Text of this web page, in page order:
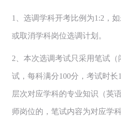
1、选调学科开考比例为1:2，
或取消学科岗位选调计划。
2、本次选调考试只采用笔试
试，每科满分100分，考试时
层次对应学科的专业知识（英
师岗位的，笔试内容为对应学